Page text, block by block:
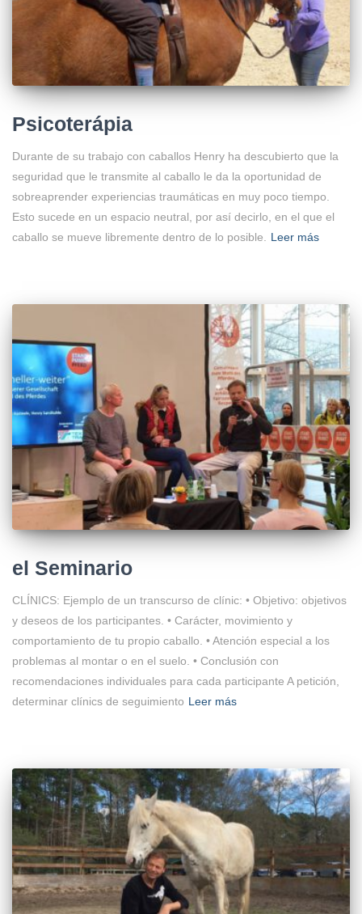
Psicoterápia
Durante de su trabajo con caballos Henry ha descubierto que la
seguridad que le transmite al caballo le da la oportunidad de
sobreaprender experiencias traumáticas en muy poco tiempo.
Esto sucede en un espacio neutral, por así decirlo, en el que el
caballo se mueve libremente dentro de lo posible. Leer más
el Seminario
CLÍNICS: Ejemplo de un transcurso de clínic: • Objetivo: objetivos
y deseos de los participantes. • Carácter, movimiento y
comportamiento de tu propio caballo. • Atención especial a los
problemas al montar o en el suelo. • Conclusión con
recomendaciones individuales para cada participante A petición,
determinar clínics de seguimiento Leer más